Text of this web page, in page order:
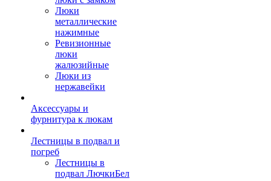
Люки
металлические
нажимные
Ревизионные
люки
жалюзийные
Люки из
нержавейки
Аксессуары и
фурнитура к люкам
Лестницы в подвал и
погреб
Лестницы в
подвал ЛючкиБел